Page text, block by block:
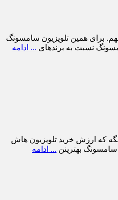
برای همین تلویزیون سامسونگ
نسبت به برندهای ... ادامه
که ارزش خرید تلویزیون هاش
... ادامه